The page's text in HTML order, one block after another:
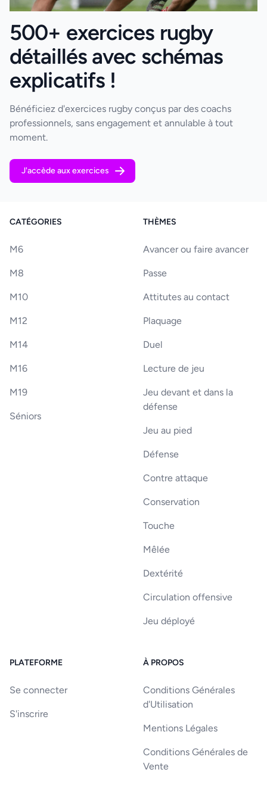
500+ exercices rugby
détaillés avec schémas
explicatifs !
Bénéficiez d'exercices rugby conçus par des coachs
professionnels, sans engagement et annulable à tout
moment.
J'accède aux exercices
CATÉGORIES
M6
M8
M10
M12
M14
M16
M19
Séniors
THÈMES
Avancer ou faire avancer
Passe
Attitutes au contact
Plaquage
Duel
Lecture de jeu
Jeu devant et dans la
défense
Jeu au pied
Défense
Contre attaque
Conservation
Touche
Mêlée
Dextérité
Circulation offensive
Jeu déployé
PLATEFORME
Se connecter
S'inscrire
À PROPOS
Conditions Générales
d'Utilisation
Mentions Légales
Conditions Générales de
Vente